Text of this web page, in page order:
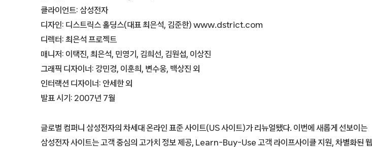
클라이언트: 삼성전자
디자인: 디스트릭스 홀딩스(대표 최은석, 김준한) www.dstrict.com
디렉터: 최은석 프로젝트
매니저: 이택진, 최은석, 민영기, 김희선, 김원섭, 이상진
그래픽 디자이너: 강민경, 이훈희, 변수웅, 백상진 외
인터랙션 디자이너: 안세한 외
발표 시기: 2007년 7월
글로벌 컴퍼니 삼성전자의 차세대 온라인 표준 사이트(US 사이트)가 리뉴얼됐다. 이번에 새롭게 선보이는
삼성전자 사이트는 고객 중심의 고가치 정보 제공, Learn-Buy-Use 고객 라이프사이클 지원, 차별화된 웹